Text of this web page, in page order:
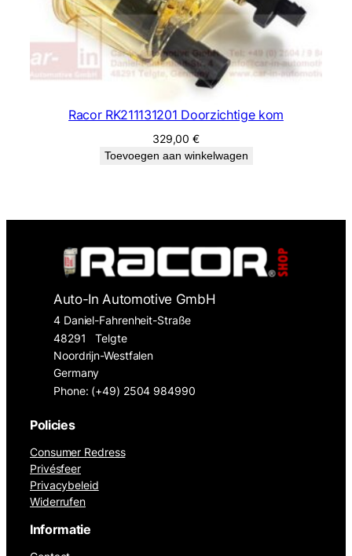
Racor RK211131201 Doorzichtige kom
329,00€
Toevoegen aan winkelwagen
Auto-In Automotive GmbH
4 Daniel-Fahrenheit-Straße
48291
Telgte
Noordrijn-Westfalen
Germany
Phone: (+49) 2504 984990
Policies
Consumer Redress
Privésfeer
Privacybeleid
Widerrufen
Informatie